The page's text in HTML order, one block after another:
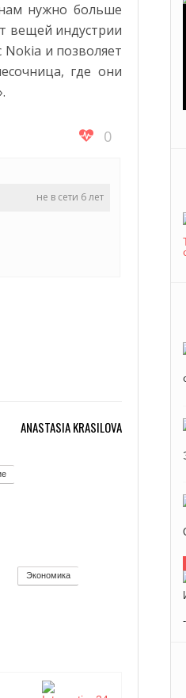
нужно больше
вещей индустрии
Nokia и позволяет
где они
0
не в сети 6 лет
ANASTASIA KRASILOVA
Экономика